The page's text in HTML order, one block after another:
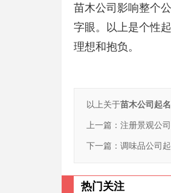
苗木公司影响整个
字眼。以上是个性
理想和抱负。
以上关于苗木公司起
上一篇： 注册景观公
下一篇： 调味品公司
热门关注